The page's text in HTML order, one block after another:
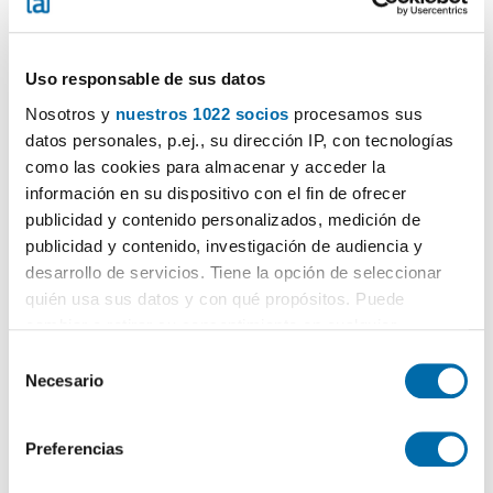
Uso responsable de sus datos
Nosotros y nuestros 1022 socios procesamos sus
datos personales, p.ej., su dirección IP, con tecnologías
como las cookies para almacenar y acceder la
información en su dispositivo con el fin de ofrecer
publicidad y contenido personalizados, medición de
publicidad y contenido, investigación de audiencia y
desarrollo de servicios. Tiene la opción de seleccionar
quién usa sus datos y con qué propósitos. Puede
el Menú de consentimiento.
Recopilar información sobre su ubicación geográfica
Necesario
Preferencias
450€
60m 2 Bd. 1 Bathroom
Tortosa 87, Tivenys
Call
Contact
PREMIUM